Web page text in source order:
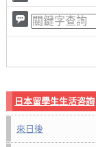
日本留學生生活咨詢
來日後